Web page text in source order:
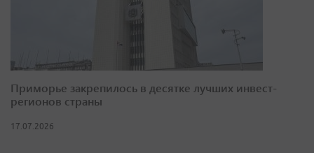
Приморье закрепилось в десятке лучших инвест-
регионов страны
17.07.2026